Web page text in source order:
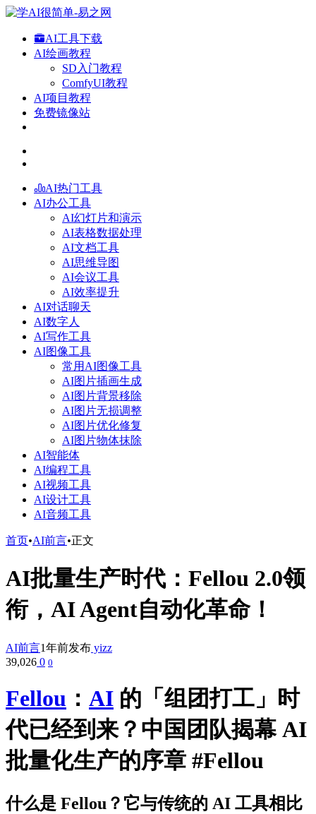
AI工具下载
AI绘画教程
SD入门教程
ComfyUI教程
AI项目教程
免费镜像站
AI热门工具
AI办公工具
AI幻灯片和演示
AI表格数据处理
AI文档工具
AI思维导图
AI会议工具
AI效率提升
AI对话聊天
AI数字人
AI写作工具
AI图像工具
常用AI图像工具
AI图片插画生成
AI图片背景移除
AI图片无损调整
AI图片优化修复
AI图片物体抹除
AI智能体
AI编程工具
AI视频工具
AI设计工具
AI音频工具
首页•AI前言•正文
AI批量生产时代：Fellou 2.0领
衔，AI Agent自动化革命！
AI前言1年前发布 yizz
39,026 0 0
Fellou ： AI 的「组团打工」时
代已经到来？中国团队揭幕 AI
批量化生产的序章 #Fellou
什么是 Fellou？它与传统的 AI 工具相比